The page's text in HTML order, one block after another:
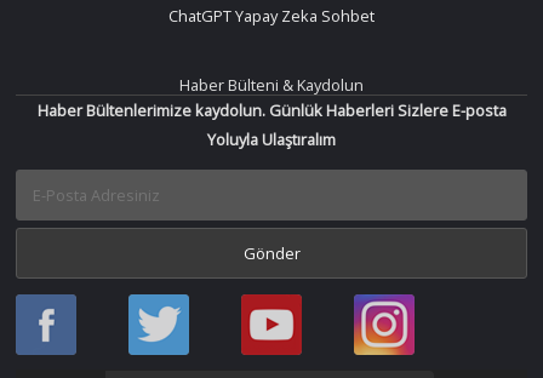
ChatGPT Yapay Zeka Sohbet
Haber Bülteni & Kaydolun
Haber Bültenlerimize kaydolun. Günlük Haberleri Sizlere E-posta
Yoluyla Ulaştıralım
Haber
Oku
Haber
Oku
Bir
Haber
Bir
Haber